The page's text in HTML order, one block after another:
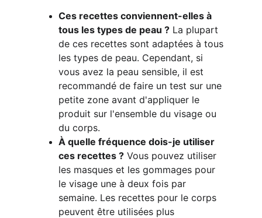
Ces recettes conviennent-elles à
tous les types de peau ? La plupart
de ces recettes sont adaptées à tous
les types de peau. Cependant, si
vous avez la peau sensible, il est
recommandé de faire un test sur une
petite zone avant d'appliquer le
produit sur l'ensemble du visage ou
du corps.
À quelle fréquence dois-je utiliser
ces recettes ? Vous pouvez utiliser
les masques et les gommages pour
le visage une à deux fois par
semaine. Les recettes pour le corps
peuvent être utilisées plus